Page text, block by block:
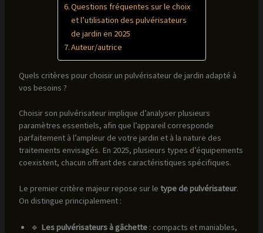
Questions fréquentes sur le choix
et l’utilisation des pulvérisateurs
de jardin en 2025
Auteur/autrice
Quels critères pour choisir un pulvérisateur de jardin adapté à
vos besoins ?
Choisir son pulvérisateur implique d’analyser plusieurs
paramètres essentiels, afin que l’appareil corresponde
parfaitement à l’ampleur de votre jardin et à la nature des
traitements envisagés. En 2025, plusieurs types d’équipements
coexistent, chacun offrant des caractéristiques spécifiques.
Le premier critère majeur repose sur le type de pulvérisateur.
On distingue principalement :
🔹 Les pulvérisateurs à gâchette: compacts et maniables,